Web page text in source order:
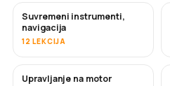
Suvremeni instrumenti,
navigacija
12 LEKCIJA
Upravljanje na motor